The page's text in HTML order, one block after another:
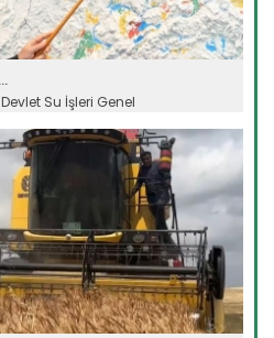
Su İşleri Genel